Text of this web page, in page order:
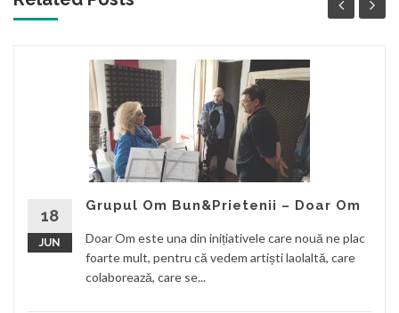
18
JUN
Grupul Om Bun&Prietenii – Doar Om
Doar Om este una din inițiativele care nouă ne plac
foarte mult, pentru că vedem artiști laolaltă, care
colaborează, care se...